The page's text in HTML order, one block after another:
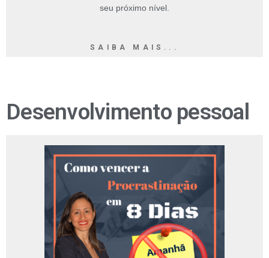
seu próximo nível.
SAIBA MAIS...
Desenvolvimento pessoal